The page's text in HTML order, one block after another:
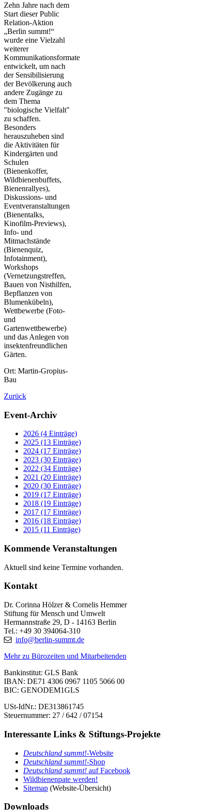
Zehn Jahre nach dem
Start dieser Public
Relation-Aktion
„Berlin summt!“
wurde eine Vielzahl
weiterer
Kommunikationsformate
entwickelt, um nach
der Sensibilisierung
der Bevölkerung auch
andere Zugänge zu
dem Thema
"biologische Vielfalt"
zu schaffen.
Besonders
herauszuheben sind
die Aktivitäten für
Kindergärten und
Schulen
(Bienenkoffer,
Wildbienenbuffets,
Bienenrallyes),
Diskussions- und
Eventveranstaltungen
(Bienentalks,
Kinofilm-Previews),
Info- und
Mitmachstände
(Bienenquiz,
Infotainment),
Workshops
(Vernetzungstreffen,
Bauen von Nisthilfen,
Bepflanzen von
Blumenkübeln),
Wettbewerbe (Foto-
und
Gartenwettbewerbe)
und das Anlegen von
insektenfreundlichen
Gärten.
Ort: Martin-Gropius-
Bau
Zurück
Event-Archiv
2026 (4 Einträge)
2025 (13 Einträge)
2024 (17 Einträge)
2023 (30 Einträge)
2022 (34 Einträge)
2021 (20 Einträge)
2020 (30 Einträge)
2019 (17 Einträge)
2018 (19 Einträge)
2017 (17 Einträge)
2016 (18 Einträge)
2015 (11 Einträge)
Kommende Veranstaltungen
Aktuell sind keine Termine vorhanden.
Kontakt
Dr. Corinna Hölzer & Cornelis Hemmer
Stiftung für Mensch und Umwelt
Hermannstraße 29, D - 14163 Berlin
Tel.: +49 30 394064-310
info@berlin-summt.de
Mehr zu Bürozeiten und Mitarbeitenden
Bankinstitut: GLS Bank
IBAN: DE71 4306 0967 1105 5066 00
BIC: GENODEM1GLS
USt-IdNr.: DE313861745
Steuernummer: 27 / 642 / 07154
Interessante Links & Stiftungs-Projekte
Deutschland summt!-Website
Deutschland summt!-Shop
Deutschland summt! auf Facebook
Wildbienenpate werden!
Sitemap (Website-Übersicht)
Downloads